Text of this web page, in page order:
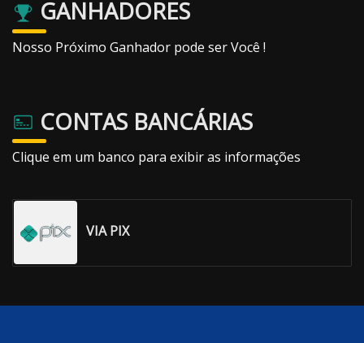
GANHADORES
Nosso Próximo Ganhador pode ser Você !
CONTAS BANCÁRIAS
Clique em um banco para exibir as informações
VIA PIX